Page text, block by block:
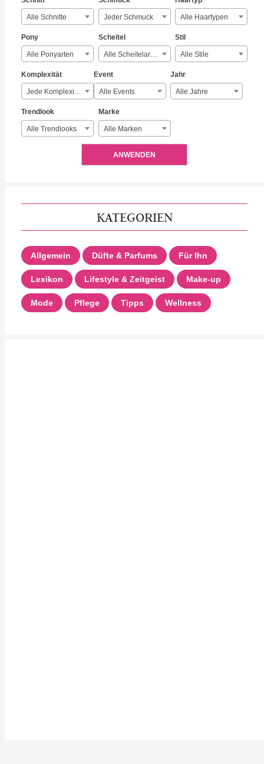
Alle Schnitte Jeder Schmuck Alle Haartypen
Pony
Alle Ponyarten
Scheitel
Alle Scheitelarten
Stil
Alle Stile
Komplexität
Jede Komplexität
Event
Alle Events
Jahr
Alle Jahre
Trendlook
Alle Trendlooks
Marke
Alle Marken
ANWENDEN
KATEGORIEN
Allgemein Düfte & Parfums Für Ihn
Lexikon Lifestyle & Zeitgeist Make-up
Mode Pflege Tipps Wellness